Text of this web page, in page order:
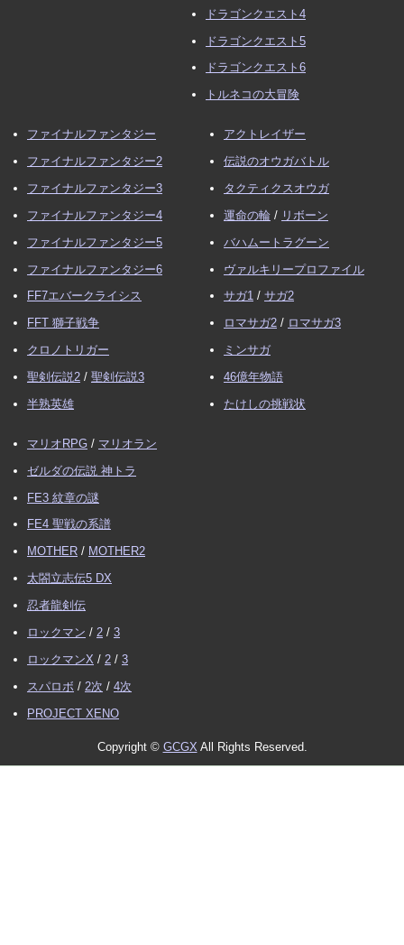
ドラゴンクエスト4
ドラゴンクエスト5
ドラゴンクエスト6
トルネコの大冒険
ファイナルファンタジー
ファイナルファンタジー2
ファイナルファンタジー3
ファイナルファンタジー4
ファイナルファンタジー5
ファイナルファンタジー6
FF7エバークライシス
FFT 獅子戦争
クロノトリガー
聖剣伝説2 / 聖剣伝説3
半熟英雄
アクトレイザー
伝説のオウガバトル
タクティクスオウガ
運命の輪 / リボーン
バハムートラグーン
ヴァルキリープロファイル
サガ1 / サガ2
ロマサガ2 / ロマサガ3
ミンサガ
46億年物語
たけしの挑戦状
マリオRPG / マリオラン
ゼルダの伝説 神トラ
FE3 紋章の謎
FE4 聖戦の系譜
MOTHER / MOTHER2
太閤立志伝5 DX
忍者龍剣伝
ロックマン / 2 / 3
ロックマンX / 2 / 3
スパロボ / 2次 / 4次
PROJECT XENO
Copyright © GCGX All Rights Reserved.